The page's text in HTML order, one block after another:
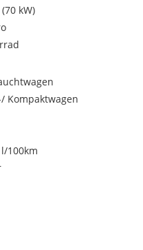
kW)
Kompaktwagen
l/100km